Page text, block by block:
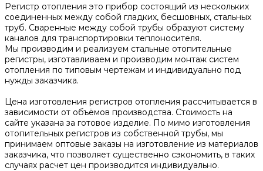
Регистр отопления это прибор состоящий из нескольких
соединенных между собой гладких, бесшовных, стальных
труб. Сваренные между собой трубы образуют систему
каналов для транспортировки теплоносителя.
Мы производим и реализуем стальные отопительные
регистры, изготавливаем и производим монтаж систем
отопления по типовым чертежам и индивидуально под
нужды заказчика.
Цена изготовления регистров отопления рассчитывается в
зависимости от объёмов производства. Стоимость на
сайте указана за готовое изделие. По мимо изготовления
отопительных регистров из собственной трубы, мы
принимаем оптовые заказы на изготовление из материалов
заказчика, что позволяет существенно сэкономить, в таких
случаях расчет цен производится индивидуально.